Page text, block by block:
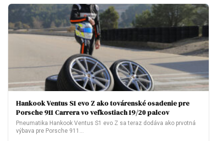
Hankook Ventus S1 evo Z ako továrenské osadenie pre
Porsche 911 Carrera vo veľkostiach 19/20 palcov
Pneumatika Hankook Ventus S1 evo Z sa teraz dodáva ako prvotná
výbava pre Porsche 911…